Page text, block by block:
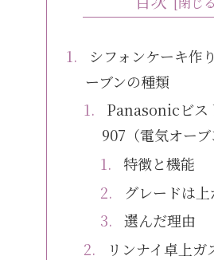
シフォンケーキ作
ーブンの種類
Panasonicビス
907（電気オーブ
特徴と機能
グレードは
選んだ理由
リンナイ卓上ガ